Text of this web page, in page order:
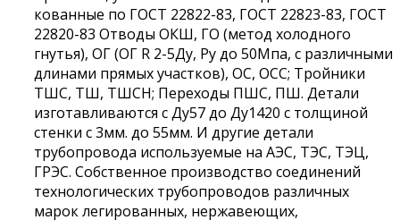
кованные по ГОСТ 22822-83, ГОСТ 22823-83, ГОСТ
22820-83 Отводы ОКШ, ГО (метод холодного
гнутья), ОГ (ОГ R 2-5Ду, Ру до 50Мпа, с различными
длинами прямых участков), ОС, ОСС; Тройники
ТШС, ТШ, ТШСН; Переходы ПШС, ПШ. Детали
изготавливаются с Ду57 до Ду1420 с толщиной
стенки с 3мм. до 55мм. И другие детали
трубопровода используемые на АЭС, ТЭС, ТЭЦ,
ГРЭС. Собственное производство соединений
технологических трубопроводов различных
марок легированных, нержавеющих,